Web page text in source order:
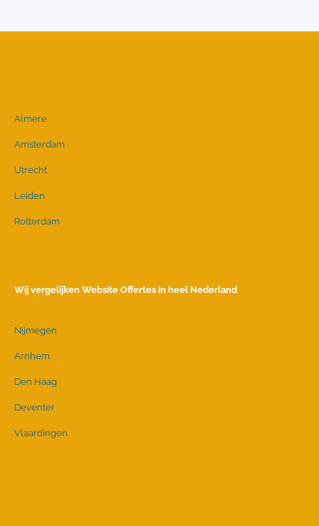
Almere
Amsterdam
Utrecht
Leiden
Rotterdam
Wij vergelijken Website Offertes in heel Nederland
Nijmegen
Arnhem
Den Haag
Deventer
Vlaardingen